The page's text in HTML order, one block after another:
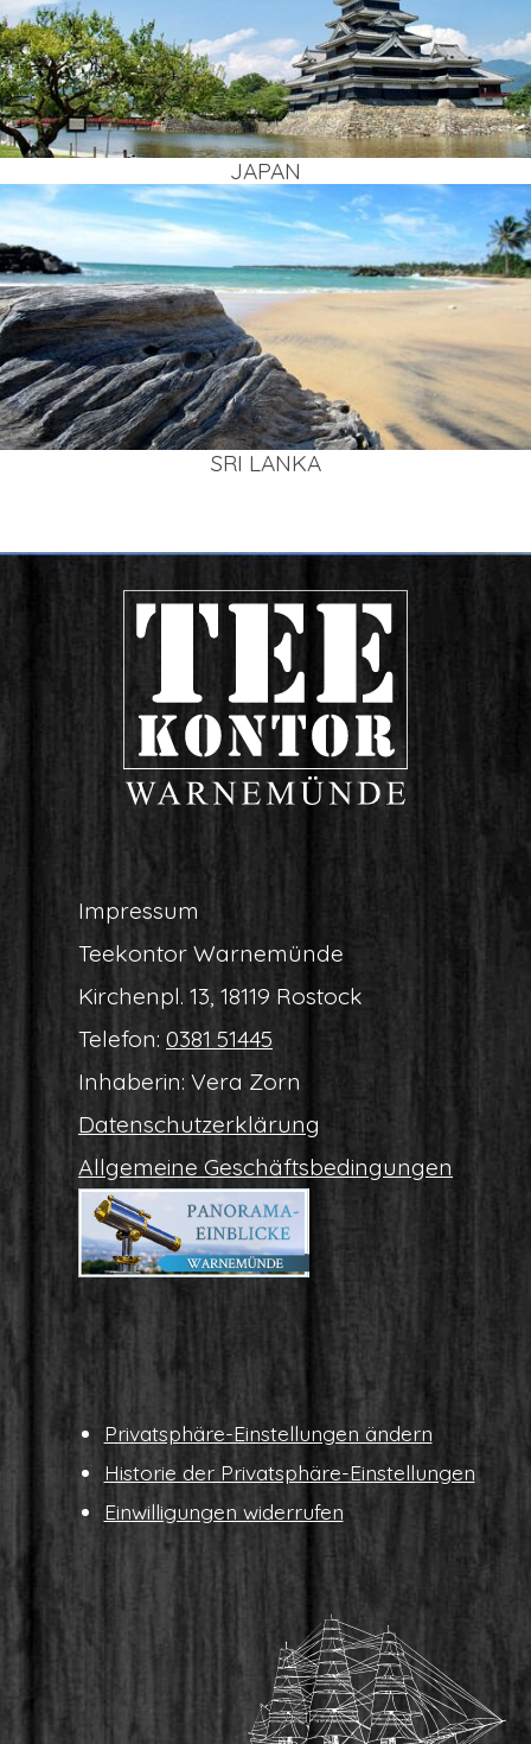
JAPAN
SRI LAN­KA
Impres­sum
Tee­kon­tor Warnemünde
Kir­chen­pl. 13, 18119 Rostock
Tele­fon: 0381 51445
Inha­be­rin: Vera Zorn
Daten­schutz­er­klä­rung
All­ge­mei­ne Geschäftsbedingungen
Pri­vat­sphä­re-Ein­stel­lun­gen ändern
His­to­rie der Privatsphäre-Einstellungen
Ein­wil­li­gun­gen widerrufen